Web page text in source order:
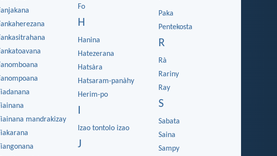
mandrakizay
Fo
H
Hanina
Hatezerana
Hatsàra
Hatsaram-panàhy
Herim-po
I
Izao tontolo izao
J
Paka
Pentekosta
R
Rà
Rariny
Ray
S
Sabata
Saina
Sampy